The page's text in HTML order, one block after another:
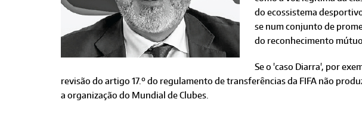
do ecossistema
se num conjunto de
do reconhecimento
Se o 'caso Diarra', por
revisão do artigo 17.º do regulamento de transferências da FIFA não
a organização do Mundial de Clubes.